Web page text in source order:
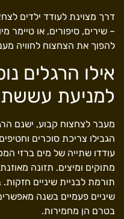
דרך מצוינת לעודד ילדים
– שירים, סיפורים, או טיימר
להפוך את הצחצוח לחוויה
אילו הרגלים
למניעת
מעבר לצחצוח קבוע, ישנם
הגבילו צריכת סוכרים
עודדו שתייה של מים ברזי
מתוקים ומיצים. תזונה
תורמת לבניית שיניים
שיניים פעמיים בשנה
בטרם הן מחמירות.